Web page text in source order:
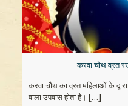
करवा चौथ व्रत
करवा चौथ का व्रत महिलाओं के
वाला उपवास होता है। […]